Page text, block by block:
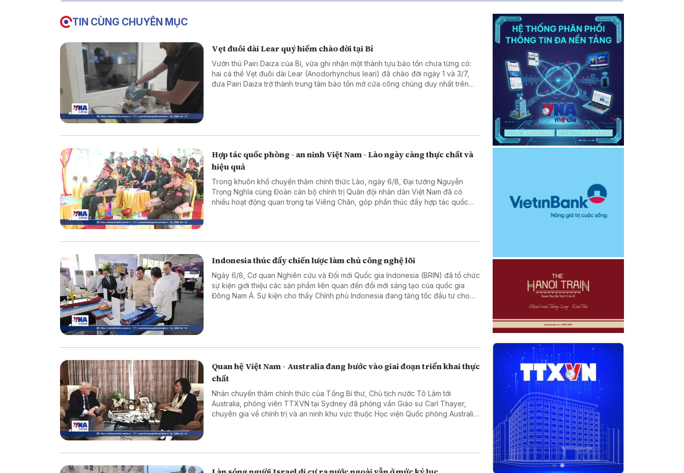
TIN CÙNG CHUYÊN MỤC
Vẹt đuôi dài Lear quý hiếm chào đời tại Bỉ
Vườn thú Pairi Daiza của Bỉ, vừa ghi nhận một thành tựu bảo tồn chưa từng có:
hai cá thể Vẹt đuôi dài Lear (Anodorhynchus leari) đã chào đời ngày 1 và 3/7,
đưa Pairi Daiza trở thành trung tâm bảo tồn mở cửa công chúng duy nhất trên
Hợp tác quốc phòng - an ninh Việt Nam - Lào ngày càng thực chất và
hiệu quả
Trong khuôn khổ chuyến thăm chính thức Lào, ngày 6/8, Đại tướng Nguyễn
Trọng Nghĩa cùng Đoàn cán bộ chính trị Quân đội nhân dân Việt Nam đã có
nhiều hoạt động quan trọng tại Viêng Chăn, góp phần thúc đẩy hợp tác quốc
Indonesia thúc đẩy chiến lược làm chủ công nghệ lõi
Ngày 6/8, Cơ quan Nghiên cứu và Đổi mới Quốc gia Indonesia (BRIN) đã tổ chức
sự kiện giới thiệu các sản phẩm liên quan đến đổi mới sáng tạo của quốc gia
Đông Nam Á. Sự kiện cho thấy Chính phủ Indonesia đang tăng tốc đầu tư cho
Quan hệ Việt Nam - Australia đang bước vào giai đoạn triển khai thực
chất
Nhân chuyến thăm chính thức của Tổng Bí thư, Chủ tịch nước Tô Lâm tới
Australia, phóng viên TTXVN tại Sydney đã phỏng vấn Giáo sư Carl Thayer,
chuyên gia về chính trị và an ninh khu vực thuộc Học viện Quốc phòng Australia,